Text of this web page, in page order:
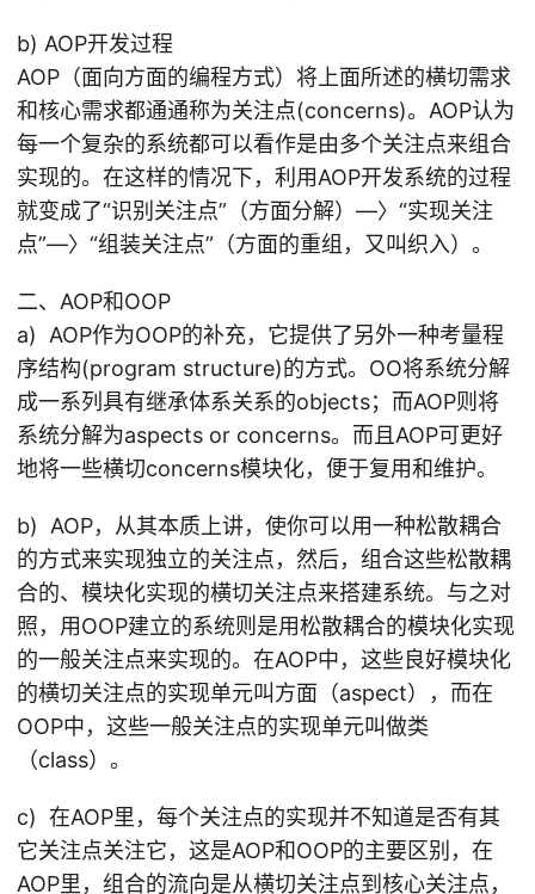
b) AOP开发过程
AOP（面向方面的编程方式）将上面所述的横切需求
和核心需求都通通称为关注点(concerns)。AOP认为
每一个复杂的系统都可以看作是由多个关注点来组合
实现的。在这样的情况下，利用AOP开发系统的过程
就变成了“识别关注点”（方面分解）—〉“实现关注
点”—〉“组装关注点”（方面的重组，又叫织入）。
二、AOP和OOP
a) AOP作为OOP的补充，它提供了另外一种考量程
序结构(program structure)的方式。OO将系统分解
成一系列具有继承体系关系的objects；而AOP则将
系统分解为aspects or concerns。而且AOP可更好
地将一些横切concerns模块化，便于复用和维护。
b) AOP，从其本质上讲，使你可以用一种松散耦合
的方式来实现独立的关注点，然后，组合这些松散耦
合的、模块化实现的横切关注点来搭建系统。与之对
照，用OOP建立的系统则是用松散耦合的模块化实现
的一般关注点来实现的。在AOP中，这些良好模块化
的横切关注点的实现单元叫方面（aspect），而在
OOP中，这些一般关注点的实现单元叫做类
（class）。
c) 在AOP里，每个关注点的实现并不知道是否有其
它关注点关注它，这是AOP和OOP的主要区别，在
AOP里，组合的流向是从横切关注点到核心关注点，